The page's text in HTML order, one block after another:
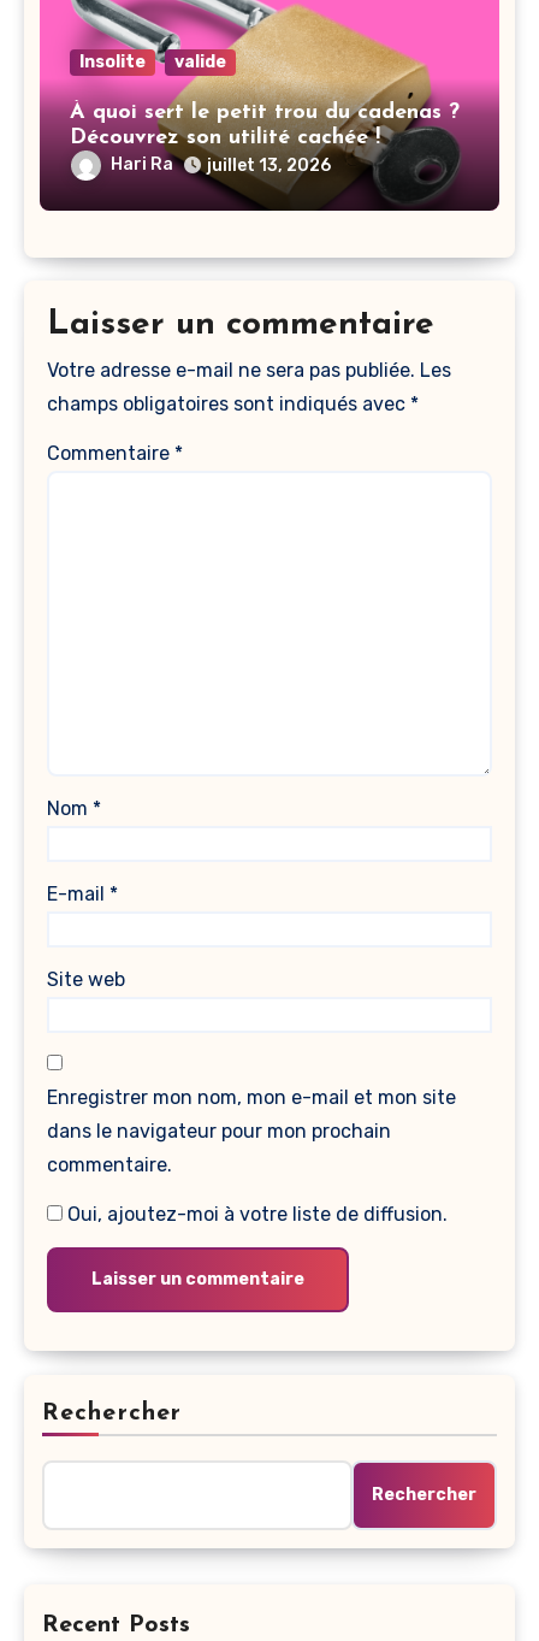
Insolite valide
À quoi sert le petit trou du cadenas ?
Découvrez son utilité cachée !
Hari Ra juillet 13, 2026
Laisser un commentaire
Votre adresse e-mail ne sera pas publiée. Les
champs obligatoires sont indiqués avec *
Commentaire *
Nom *
E-mail *
Site web
Enregistrer mon nom, mon e-mail et mon site
dans le navigateur pour mon prochain
commentaire.
Oui, ajoutez-moi à votre liste de diffusion.
Rechercher
Rechercher
Recent Posts